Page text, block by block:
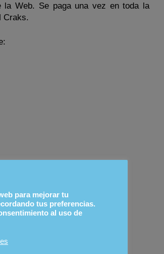
la Web. Se paga una vez en toda la
Craks.
para mejorar tu
tus preferencias.
al uso de